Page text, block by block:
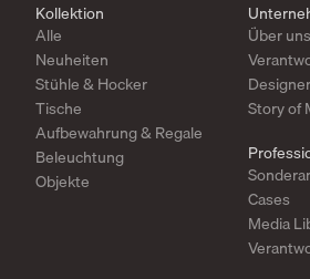
Kollektion
Alle
Neuheiten
Stühle & Hocker
Tische
Aufbewahrung & Regale
Beleuchtung
Objekte
Über uns
Designer
Story of
Cases
Media